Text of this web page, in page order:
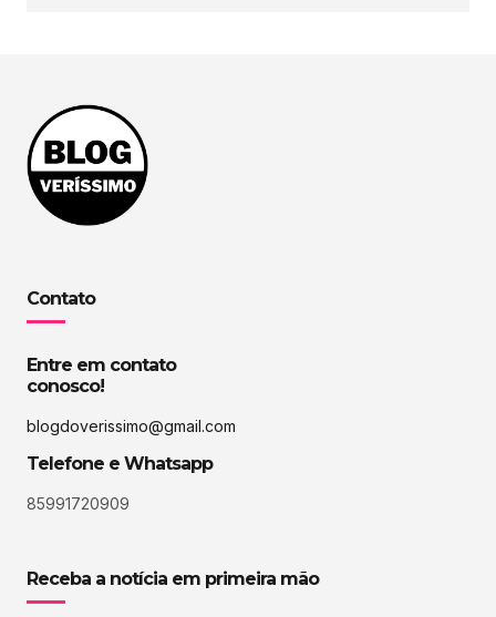
Contato
Entre em contato
conosco!
blogdoverissimo@gmail.com
Telefone e Whatsapp
85991720909
Receba a notícia em primeira mão